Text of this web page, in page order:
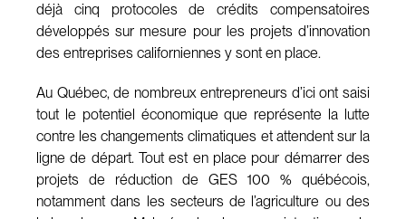
déjà cinq protocoles de crédits compensatoires
développés sur mesure pour les projets d’innovation
des entreprises californiennes y sont en place.
Au Québec, de nombreux entrepreneurs d’ici ont saisi
tout le potentiel économique que représente la lutte
contre les changements climatiques et attendent sur la
ligne de départ. Tout est en place pour démarrer des
projets de réduction de GES 100 % québécois,
notamment dans les secteurs de l’agriculture ou des